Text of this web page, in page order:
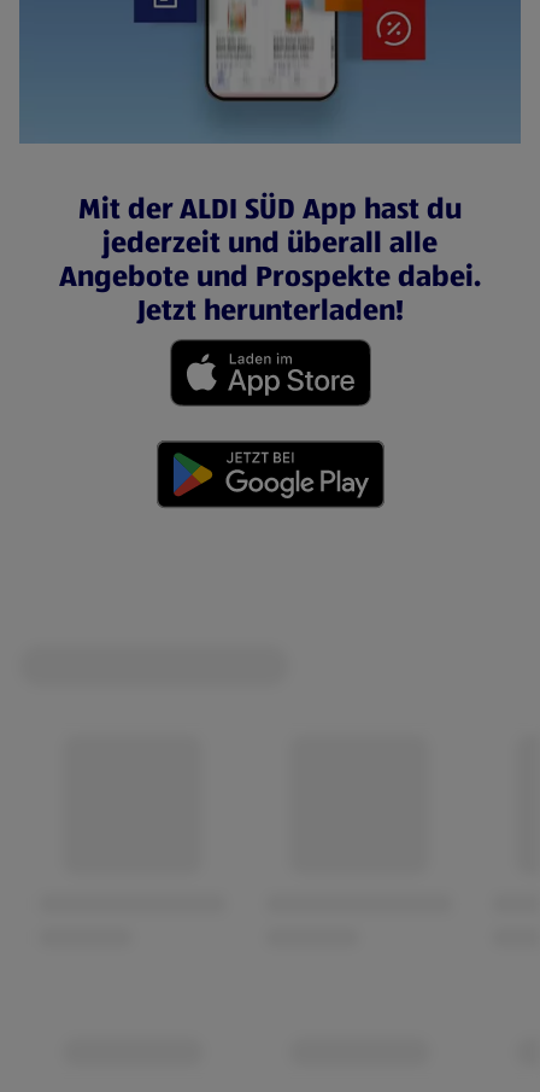
Mit der ALDI SÜD App hast du
jederzeit und überall alle
Angebote und Prospekte dabei.
Jetzt herunterladen!